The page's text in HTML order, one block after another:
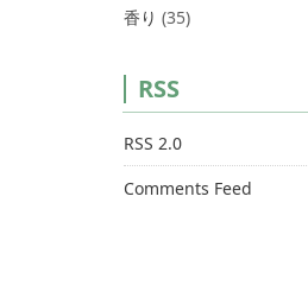
香り (35)
RSS
RSS 2.0
Comments Feed